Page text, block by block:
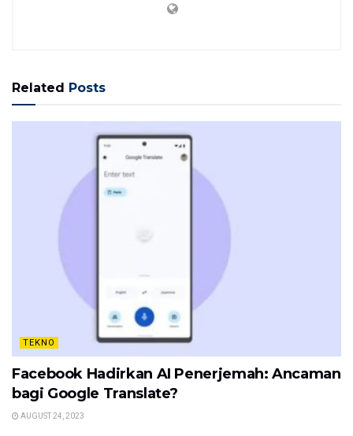
Related Posts
TEKNO
Facebook Hadirkan AI Penerjemah: Ancaman
bagi Google Translate?
AUGUST 24, 2023